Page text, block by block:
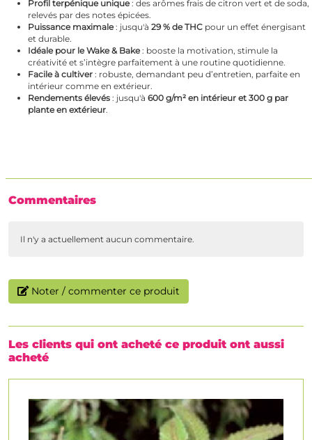
Profil terpénique unique: des arômes frais de citron vert et de soda,
relevés par des notes épicées.
Puissance maximale: jusqu'à 29 % de THC pour un effet énergisant
et durable.
Idéale pour le Wake & Bake: booste la motivation, stimule la
créativité et s’intègre parfaitement à une routine quotidienne.
Facile à cultiver : robuste, demandant peu d’entretien, parfaite en
intérieur comme en extérieur.
Rendements élevés : jusqu'à 600 g/m² en intérieur et 300 g par
plante en extérieur.
Commentaires
Il n'y a actuellement aucun commentaire.
Noter / commenter ce produit
Les clients qui ont acheté ce produit ont aussi
acheté